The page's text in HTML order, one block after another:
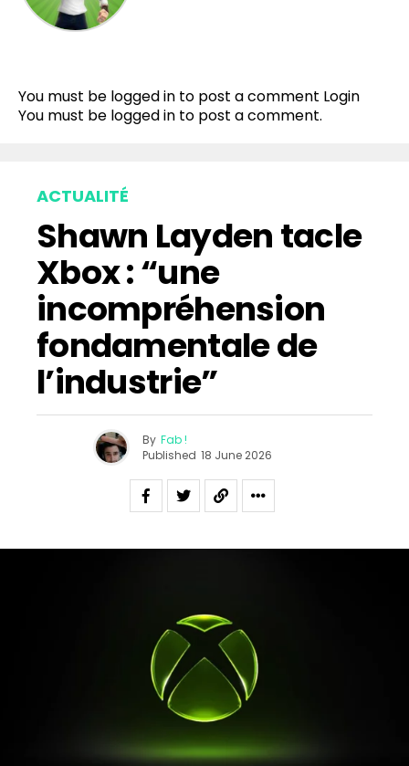
You must be logged in to post a comment Login
You must be logged in to post a comment.
ACTUALITÉ
Shawn Layden tacle
Xbox : “une
incompréhension
fondamentale de
l’industrie”
By Fab !
Published 18 June 2026
Pinterest